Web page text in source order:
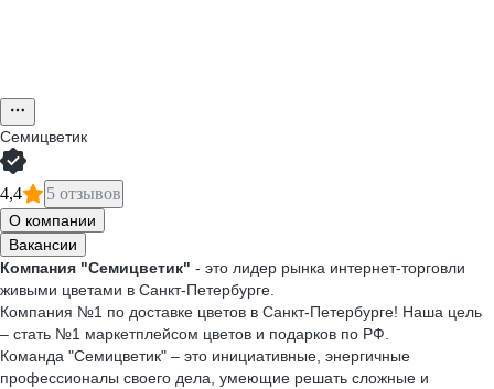
Семицветик
4,4 5 отзывов
О компании
Вакансии
Компания "Семицветик" - это лидер рынка интернет-торговли
живыми цветами в Санкт-Петербурге.
Компания №1 по доставке цветов в Санкт-Петербурге! Наша цель
– стать №1 маркетплейсом цветов и подарков по РФ.
Команда "Семицветик" – это инициативные, энергичные
профессионалы своего дела, умеющие решать сложные и